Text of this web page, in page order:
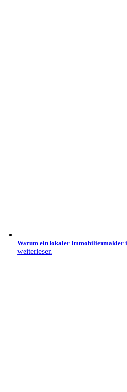
Warum ein lokaler Immobilienmakler
weiterlesen